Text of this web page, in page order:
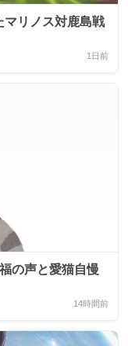
マリノス対鹿島戦
1日前
の声と愛猫自慢
14時間前